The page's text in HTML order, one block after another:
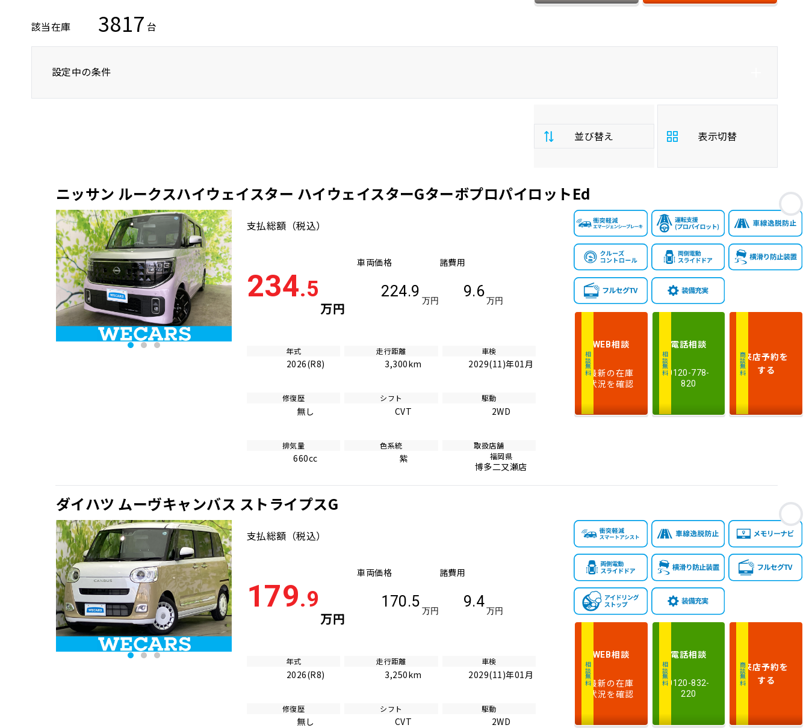
該当在庫 3817 台
設定中の条件
並び替え
払
総
額
安い順 高い順
年
式
新しい順 古い順
走
行
少ない順 多い順
気
量
大きい順 小さい順
検
多い順 少ない順
表示切替
お
ニッサン ルークスハイウェイスター ハイウェイスターGターボプロパイロットEd
支払総額 （税込）
234.5
万円
車両価格
224.9
万円
諸費用
9.6
万円
年式
2026(R8)
走行距離
3,300km
車検
2029(11)年01月
修復歴
無し
シフト
CVT
駆動
2WD
排気量
660cc
色系統
紫
取扱店舗
福岡県
博多二又瀬店
相談無料
WEB相談
最新の在庫
状況を確認
相談無料
電話相談
0120-778-
820
商談無料来店予約を
する
お
ダイハツ ムーヴキャンバス ストライプスG
支払総額 （税込）
179.9
万円
車両価格
170.5
万円
諸費用
9.4
万円
年式
2026(R8)
走行距離
3,250km
車検
2029(11)年01月
修復歴
無し
シフト
CVT
駆動
2WD
相談無料
WEB相談
最新の在庫
状況を確認
相談無料
電話相談
0120-832-
220
商談無料来店予約を
する